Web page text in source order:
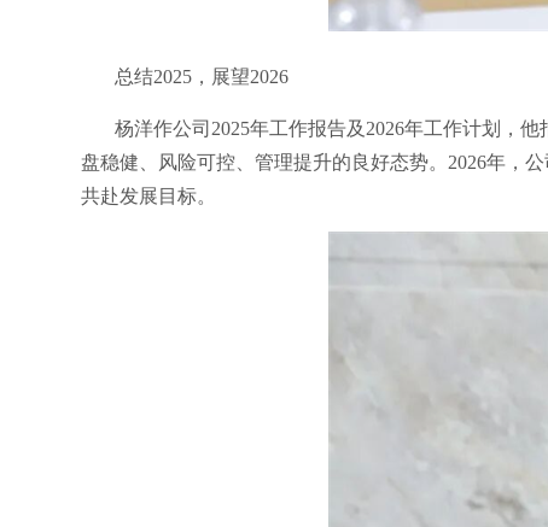
总结2025，展望2026
杨洋作公司2025年工作报告及2026年工作计划，
盘稳健、风险可控、管理提升的良好态势。2026年，
共赴发展目标。